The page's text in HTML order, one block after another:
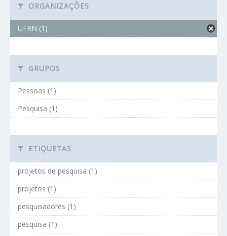
ORGANIZAÇÕES
UFRN (1)
GRUPOS
Pessoas (1)
Pesquisa (1)
ETIQUETAS
projetos de pesquisa (1)
projetos (1)
pesquisadores (1)
pesquisa (1)